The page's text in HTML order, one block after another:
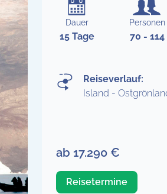
Dauer
15 Tage
Personen
70 - 114
Reiseverlauf:
Island -
ab 17.290 €
Reisetermine